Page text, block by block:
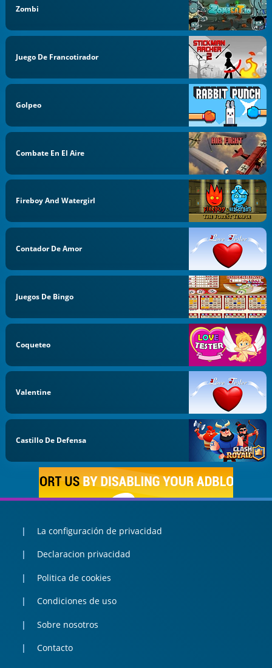
Zombi
Juego De Francotirador
Golpeo
Combate En El Aire
Fireboy And Watergirl
Contador De Amor
Juegos De Bingo
Coqueteo
Valentine
Castillo De Defensa
La configuración de privacidad
Declaracion privacidad
Politica de cookies
Condiciones de uso
Sobre nosotros
Contacto